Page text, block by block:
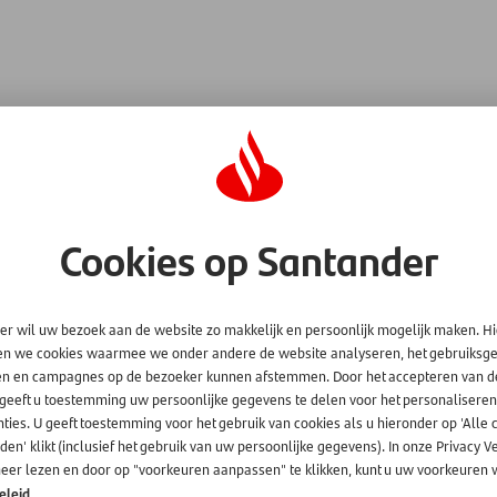
u krijgt van uw bank is? De regel is altijd 'bij twijfel niet doen'.
financiële instelling en kijk voor de contactmogelijkheden altijd
toon, dwingende urgentie en meer kunnen wijzen op
of de e-mail of sms al eerder als vals is gemeld;
uw bank op welke manier zij informatie aan u geven en welke
geld over, controleer de afzender en gebruik uw gezond
websiteswww.veiligbankieren.nlenwww.fraudehelpdesk.nl
computer, mobiele telefoon en apps zoals de Santander App
updates vindt u
Cookies op Santander
wil uw bezoek aan de website zo makkelijk en persoonlijk mogelijk maken.
we cookies waarmee we onder andere de website analyseren, het
en campagnes op de bezoeker kunnen afstemmen. Door het accepteren van
u toestemming uw persoonlijke gegevens te delen voor het
U geeft toestemming voor het gebruik van cookies als u hieronder op 'Alle
klikt (inclusief het gebruik van uw persoonlijke gegevens). In onze Privacy
lezen en door op "voorkeuren aanpassen" te klikken, kunt u uw voorkeuren